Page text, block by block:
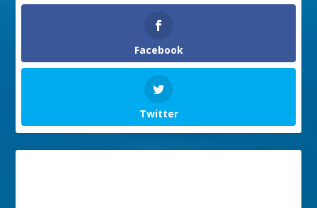
Facebook
Twitter